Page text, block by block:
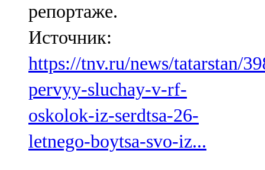
репортаже.
Источник:
https://tnv.ru/news/tatarstan/
pervyy-sluchay-v-rf-
oskolok-iz-serdtsa-26-
letnego-boytsa-svo-iz...